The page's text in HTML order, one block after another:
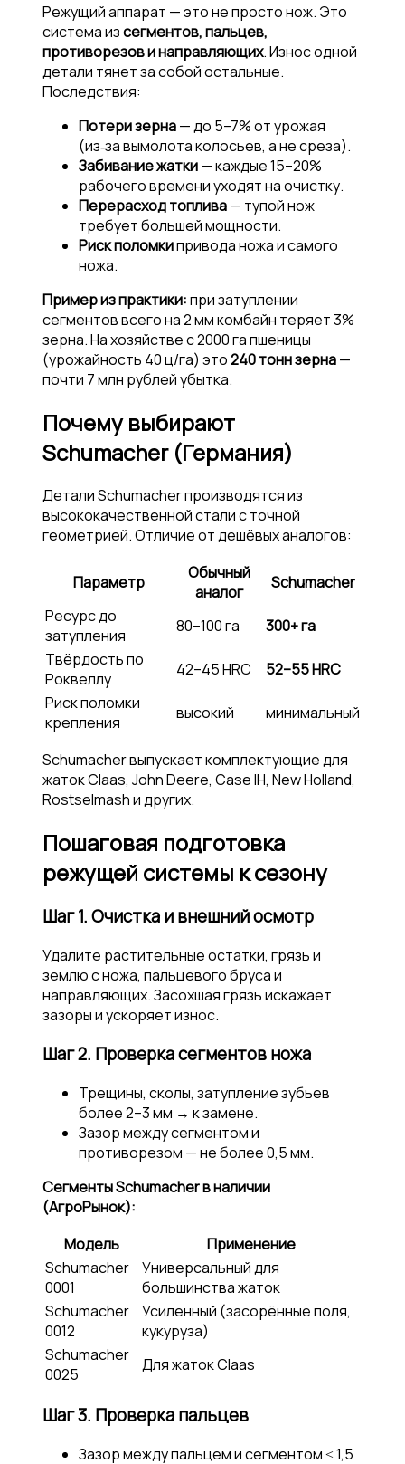
Режущий аппарат — это не просто нож. Это
система изсегментов, пальцев,
противорезов и направляющих. Износ одной
детали тянет за собой остальные.
Последствия:
Потери зерна— до 5–7% от урожая
(из‑за вымолота колосьев, а не среза).
Забивание жатки— каждые 15–20%
рабочего времени уходят на очистку.
Перерасход топлива— тупой нож
требует большей мощности.
Риск поломкипривода ножа и самого
ножа.
Пример из практики:при затуплении
сегментов всего на 2 мм комбайн теряет 3%
зерна. На хозяйстве с 2000 га пшеницы
(урожайность 40 ц/га) это240 тонн зерна—
почти 7 млн рублей убытка.
Почему выбирают
Schumacher (Германия)
Детали Schumacher производятся из
высококачественной стали с точной
геометрией. Отличие от дешёвых аналогов:
Параметр
Обычный
аналог
Schumacher
Ресурс до
затупления
80–100 га
300+ га
Твёрдость по
Роквеллу
42–45 HRC
52–55 HRC
Риск поломки
крепления
высокий минимальный
Schumacher выпускает комплектующие для
жаток Claas, John Deere, Case IH, New Holland,
Rostselmash и других.
Пошаговая подготовка
режущей системы к сезону
Шаг 1. Очистка и внешний осмотр
Удалите растительные остатки, грязь и
землю с ножа, пальцевого бруса и
направляющих. Засохшая грязь искажает
зазоры и ускоряет износ.
Шаг 2. Проверка сегментов ножа
Трещины, сколы, затупление зубьев
более 2–3 мм → к замене.
Зазор между сегментом и
противорезом — не более 0,5 мм.
Сегменты Schumacher в наличии
(АгроРынок):
Модель
Применение
Schumacher
0001
Универсальный для
большинства жаток
Schumacher
0012
Усиленный (засорённые поля,
кукуруза)
Schumacher
0025
Для жаток Claas
Шаг 3. Проверка пальцев
Зазор между пальцем и сегментом ≤ 1,5